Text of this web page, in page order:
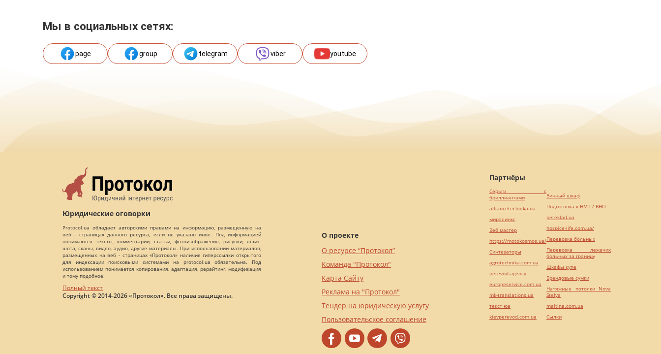
Мы в социальных сетях:
page group telegram viber youtube
Юридические оговорки
Protocol.ua обладает авторскими правами на информацию, размещенную на
веб - страницах данного ресурса, если не указано иное. Под информацией
понимаются тексты, комментарии, статьи, фотоизображения, рисунки, ящик-
шота, сканы, видео, аудио, другие материалы. При использовании материалов,
размещенных на веб - страницах «Протокол» наличие гиперссылки открытого
для индексации поисковыми системами на protocol.ua обязательна. Под
использованием понимается копирования, адаптация, рерайтинг, модификация
и тому подобное.
Полный текст
Copyright © 2014-2026 «Протокол». Все права защищены.
О проекте
О ресурсе “Протокол”
Команда "Протокол"
Карта Сайту
Реклама на "Протокол"
Тендер на юридическую услугу
Пользовательское соглашение
Партнёры
Серьги с
бриллиантами
alliancetechnika.ua
миралинкс
Веб мастер
https://motokosmos.ua/
Синтезаторы
agrotechnika.com.ua
perevod.agency
europeservice.com.ua
mk-translations.ua
текст юа
kievperevod.com.ua
Винный шкаф
Подготовка к НМТ / ВНО
pereklad.ua
hospice-life.com.ua/
Перевозка больных
Перевозка лежачих
больных за границу
Шкафы купе
Брендовые сумки
Натяжные потолки Nova
Stelya
maltina.com.ua
Cылки